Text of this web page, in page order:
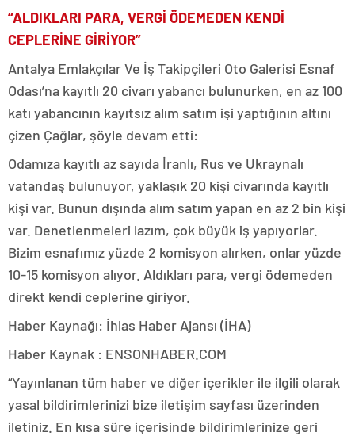
“ALDIKLARI PARA, VERGİ ÖDEMEDEN KENDİ
CEPLERİNE GİRİYOR”
Antalya Emlakçılar Ve İş Takipçileri Oto Galerisi Esnaf
Odası’na kayıtlı 20 civarı yabancı bulunurken, en az 100
katı yabancının kayıtsız alım satım işi yaptığının altını
çizen Çağlar, şöyle devam etti:
Odamıza kayıtlı az sayıda İranlı, Rus ve Ukraynalı
vatandaş bulunuyor, yaklaşık 20 kişi civarında kayıtlı
kişi var. Bunun dışında alım satım yapan en az 2 bin kişi
var. Denetlenmeleri lazım, çok büyük iş yapıyorlar.
Bizim esnafımız yüzde 2 komisyon alırken, onlar yüzde
10-15 komisyon alıyor. Aldıkları para, vergi ödemeden
direkt kendi ceplerine giriyor.
Haber Kaynağı: İhlas Haber Ajansı (İHA)
Haber Kaynak : ENSONHABER.COM
“Yayınlanan tüm haber ve diğer içerikler ile ilgili olarak
yasal bildirimlerinizi bize iletişim sayfası üzerinden
iletiniz. En kısa süre içerisinde bildirimlerinize geri